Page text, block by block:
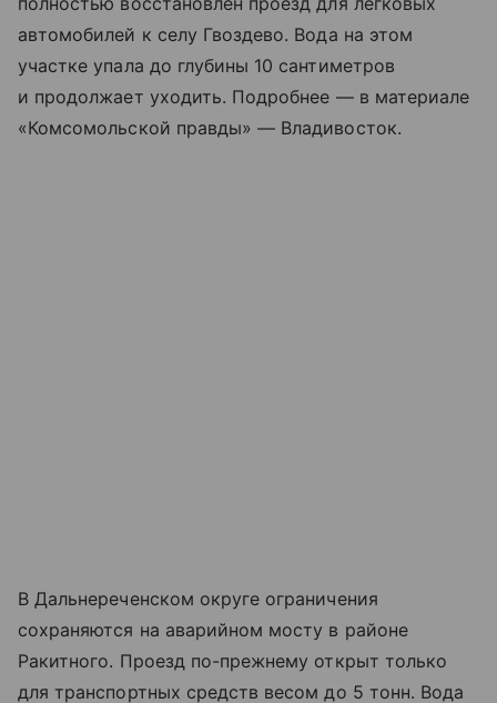
автомобилей к селу Гвоздево. Вода на этом
участке упала до глубины 10 сантиметров
и продолжает уходить. Подробнее — в материале
«Комсомольской правды» — Владивосток.
В Дальнереченском округе ограничения
сохраняются на аварийном мосту в районе
Ракитного. Проезд по-прежнему открыт только
для транспортных средств весом до 5 тонн. Вода